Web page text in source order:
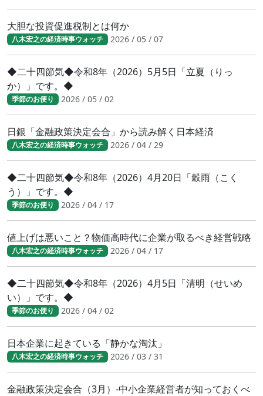
大胆な投資促進税制とは何か
八木宏之の経済時事ウォッチ 2026 / 05 / 07
◆二十四節気◆令和8年（2026）5月5日「立夏（りっ
か）」です。◆
季節のお便り 2026 / 05 / 02
日銀「金融政策決定会合」から読み解く日本経済
八木宏之の経済時事ウォッチ 2026 / 04 / 29
◆二十四節気◆令和8年（2026）4月20日「穀雨（こく
う）」です。◆
季節のお便り 2026 / 04 / 17
値上げは悪いこと？物価高時代に企業が取るべき経営戦略
八木宏之の経済時事ウォッチ 2026 / 04 / 17
◆二十四節気◆令和8年（2026）4月5日「清明（せいめ
い）」です。◆
季節のお便り 2026 / 04 / 02
日本企業に起きている「静かな淘汰」
八木宏之の経済時事ウォッチ 2026 / 03 / 31
金融政策決定会合（3月）-中小企業経営者が知っておくべ